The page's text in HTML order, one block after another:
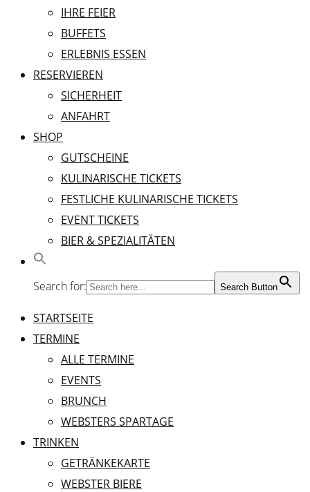
IHRE FEIER
BUFFETS
ERLEBNIS ESSEN
RESERVIEREN
SICHERHEIT
ANFAHRT
SHOP
GUTSCHEINE
KULINARISCHE TICKETS
FESTLICHE KULINARISCHE TICKETS
EVENT TICKETS
BIER & SPEZIALITÄTEN
Search for: Search Button
STARTSEITE
TERMINE
ALLE TERMINE
EVENTS
BRUNCH
WEBSTERS SPARTAGE
TRINKEN
GETRÄNKEKARTE
WEBSTER BIERE